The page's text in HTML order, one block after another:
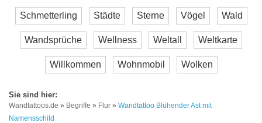
Schmetterling Städte Sterne Vögel Wald
Wandsprüche Wellness Weltall Weltkarte
Willkommen Wohnmobil Wolken
Wandtattoos.de » Begriffe » Flur » Wandtattoo Blühender Ast mit
Namensschild